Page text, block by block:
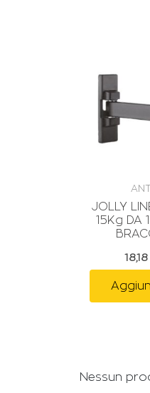
JOLLY
15Kg DA
Nessun